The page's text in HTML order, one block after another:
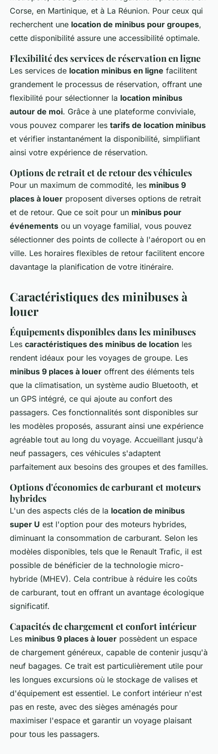
Corse, en Martinique, et à La Réunion. Pour ceux qui
recherchent une location de minibus pour groupes,
cette disponibilité assure une accessibilité optimale.
Flexibilité des services de réservation en ligne
Les services de location minibus en ligne facilitent
grandement le processus de réservation, offrant une
flexibilité pour sélectionner la location minibus
autour de moi. Grâce à une plateforme conviviale,
vous pouvez comparer les tarifs de location minibus
et vérifier instantanément la disponibilité, simplifiant
ainsi votre expérience de réservation.
Options de retrait et de retour des véhicules
Pour un maximum de commodité, les minibus 9
places à louer proposent diverses options de retrait
et de retour. Que ce soit pour un minibus pour
événements ou un voyage familial, vous pouvez
sélectionner des points de collecte à l'aéroport ou en
ville. Les horaires flexibles de retour facilitent encore
davantage la planification de votre itinéraire.
Caractéristiques des minibuses à
louer
Équipements disponibles dans les minibuses
Les caractéristiques des minibus de location les
rendent idéaux pour les voyages de groupe. Les
minibus 9 places à louer offrent des éléments tels
que la climatisation, un système audio Bluetooth, et
un GPS intégré, ce qui ajoute au confort des
passagers. Ces fonctionnalités sont disponibles sur
les modèles proposés, assurant ainsi une expérience
agréable tout au long du voyage. Accueillant jusqu'à
neuf passagers, ces véhicules s'adaptent
parfaitement aux besoins des groupes et des familles.
Options d'économies de carburant et moteurs
hybrides
L'un des aspects clés de la location de minibus
super U est l'option pour des moteurs hybrides,
diminuant la consommation de carburant. Selon les
modèles disponibles, tels que le Renault Trafic, il est
possible de bénéficier de la technologie micro-
hybride (MHEV). Cela contribue à réduire les coûts
de carburant, tout en offrant un avantage écologique
significatif.
Capacités de chargement et confort intérieur
Les minibus 9 places à louer possèdent un espace
de chargement généreux, capable de contenir jusqu'à
neuf bagages. Ce trait est particulièrement utile pour
les longues excursions où le stockage de valises et
d'équipement est essentiel. Le confort intérieur n'est
pas en reste, avec des sièges aménagés pour
maximiser l'espace et garantir un voyage plaisant
pour tous les passagers.